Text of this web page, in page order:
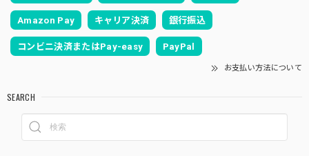
Amazon Pay キャリア決済 銀行振込
コンビニ決済またはPay-easy PayPal
お支払い方法について
SEARCH